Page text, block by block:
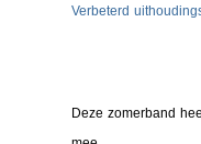
Verbeterd
Deze zomerband